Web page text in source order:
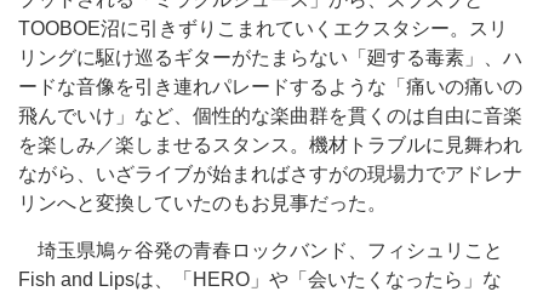
TOOBOE沼に引きずりこまれていくエクスタシー。スリ
リングに駆け巡るギターがたまらない「廻する毒素」、ハ
ードな音像を引き連れパレードするような「痛いの痛いの
飛んでいけ」など、個性的な楽曲群を貫くのは自由に音楽
を楽しみ／楽しませるスタンス。機材トラブルに見舞われ
ながら、いざライブが始まればさすがの現場力でアドレナ
リンへと変換していたのもお見事だった。
埼玉県鳩ヶ谷発の青春ロックバンド、フィシュリこと
Fish and Lipsは、「HERO」や「会いたくなったら」な